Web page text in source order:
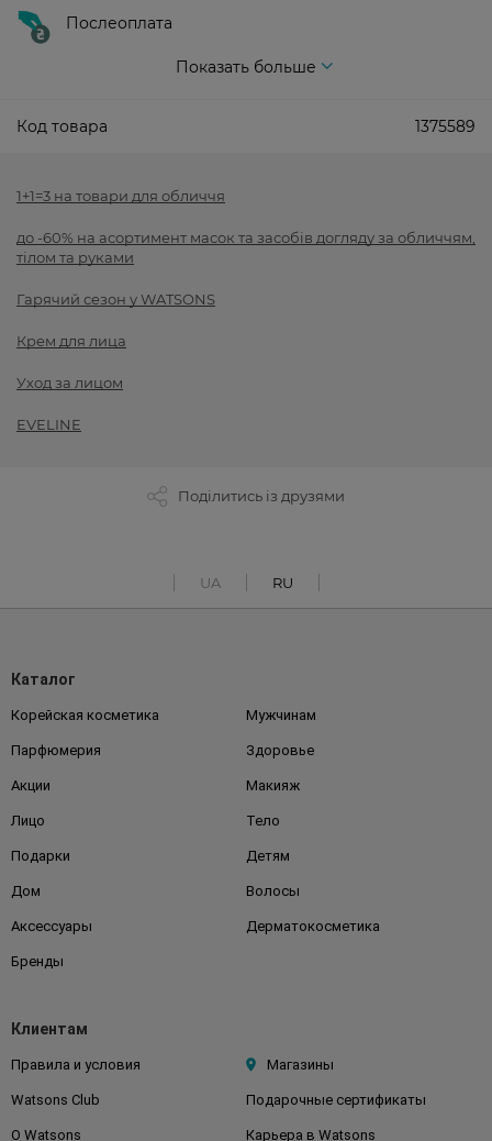
Послеоплата
Показать больше
Код товара 1375589
1+1=3 на товари для обличчя
до -60% на асортимент масок та засобів догляду за обличчям,
тілом та руками
Гарячий сезон у WATSONS
Крем для лица
Уход за лицом
EVELINE
Поділитись із друзями
UA RU
Каталог
Корейская косметика Мужчинам
Парфюмерия Здоровье
Акции Макияж
Лицо Тело
Подарки Детям
Дом Волосы
Аксессуары Дерматокосметика
Бренды
Клиентам
Правила и условия Магазины
Watsons Club Подарочные сертификаты
О Watsons Карьера в Watsons